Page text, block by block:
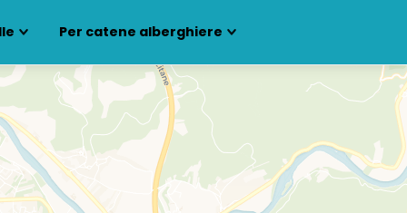
Per catene alberghiere